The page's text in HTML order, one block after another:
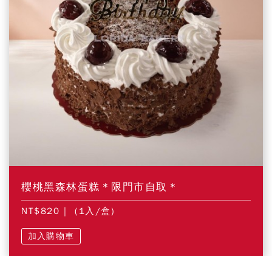
櫻桃黑森林蛋糕＊限門市自取＊
NT$820 | (1入/盒)
加入購物車